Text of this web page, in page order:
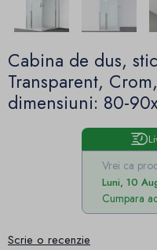
Cabina de dus,
Transparent,
dimensiuni: 80-
Vrei ca
Luni, 10
Cumpara
Scrie o recenzie